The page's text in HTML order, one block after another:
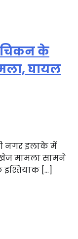
चिकन के
घायल
नगर इलाके में
मामला सामने
[…]